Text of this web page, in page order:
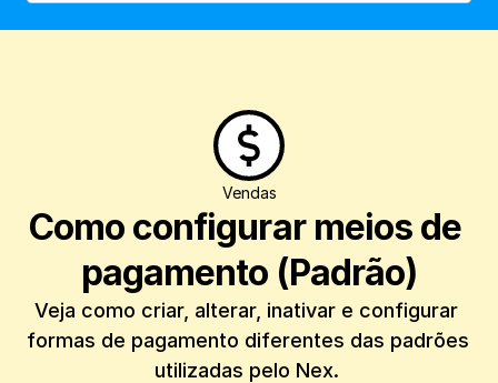
Vendas
Como configurar meios de
pagamento (Padrão)
Veja como criar, alterar, inativar e configurar
formas de pagamento diferentes das padrões
utilizadas pelo Nex.